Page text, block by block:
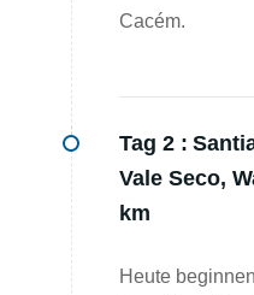
Cacém.
Tag 2 :
Vale Seco,
km
Heute